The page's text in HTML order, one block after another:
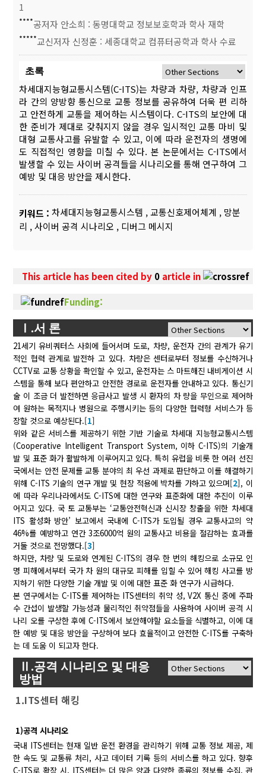
1
****공저자 안소희 : 동명대학교 정보보호학과 학사 재학
*****교신저자 신정훈 : 세종대학교 컴퓨터공학과 학사 수료
초록
차세대지능형교통시스템(C-ITS)는 차량과 차량, 차량과 인프
라 간의 양방향 통신으로 교통 정보를 공유하여 더욱 편 리하
고 안전하게 교통을 제어하는 시스템이다. C-ITS의 보안에 대
한 준비가 제대로 갖춰지지 않을 경우 일시적인 교통 마비 및
대형 교통사고를 유발할 수 있고, 이에 따라 운전자의 생명에
도 직접적인 영향을 미칠 수 있다. 본 논문에서는 C-ITS에서
발생할 수 있는 사이버 공격들을 시나리오를 통해 연구하여 그
예방 및 대응 방안을 제시한다.
키워드 :차세대지능형교통시스템 ,교통신호제어체계 , 망분
리 ,사이버 공격 시나리오 , 디버그 메시지
This article has been cited by 0 article in
Funding:
Ⅰ.서 론
21세기 유비쿼터스 사회에 들어서며 도로, 차량, 운전자 간의 관계가 유기
적인 협력 관계로 발전하 고 있다. 차량은 센터로부터 정보를 수신하거나
CCTV로 교통 상황을 확인할 수 있고, 운전자는 스 마트해진 내비게이션 시
스템을 통해 보다 편안하고 안전한 경로로 운전자를 안내하고 있다. 통신기
술 이 조금 더 발전하면 응급사고 발생 시 환자의 차 량을 무인으로 제어하
여 원하는 목적지나 병원으로 주행시키는 등의 다양한 협력형 서비스가 등
장할 것으로 예상된다.[1]
위와 같은 서비스를 제공하기 위한 기반 기술로 차세대 지능형교통시스템
(Cooperative Intelligent Transport System, 이하 C-ITS)의 기술개
발 및 표준 화가 활발하게 이루어지고 있다. 특히 유럽을 비롯 한 여러 선진
국에서는 안전 문제를 교통 분야의 최 우선 과제로 판단하고 이를 해결하기
위해 C-ITS 기술의 연구 개발 및 현장 적용에 박차를 가하고 있으며[2], 이
에 따라 우리나라에서도 C-ITS에 대한 연구와 표준화에 대한 추진이 이루
어지고 있다. 국 토 교통부는 ‘교통안전혁신과 신시장 창출을 위한 차세대
ITS 활성화 방안’ 보고에서 국내에 C-ITS가 도입될 경우 교통사고의 약
46%를 예방하고 연간 3조6000억 원의 교통사고 비용을 절감하는 효과를
거둘 것으로 전망했다.[3]
하지만, 차량 및 도로와 연계된 C-ITS의 경우 한 번의 해킹으로 소규모 인
명 피해에서부터 국가 차 원의 대규모 피해를 입힐 수 있어 해킹 사고를 방
지하기 위한 다양한 기술 개발 및 이에 대한 표준 화 연구가 시급하다.
본 연구에서는 C-ITS를 제어하는 ITS센터의 취약 성, V2X 통신 중에 주파
수 간섭이 발생할 가능성과 물리적인 취약점들을 사용하여 사이버 공격 시
나리 오를 구상한 후에 C-ITS에서 보안해야할 요소들을 식별하고, 이에 대
한 예방 및 대응 방안을 구상하여 보다 효율적이고 안전한 C-ITS를 구축하
는 데 도움 이 되고자 한다.
Ⅱ.공격 시나리오 및 대응
방법
1.ITS센터 해킹
1)공격 시나리오
국내 ITS센터는 현재 일반 운전 환경을 관리하기 위해 교통 정보 제공, 제
한 속도 및 교통류 처리, 사고 데이터 기록 등의 서비스를 하고 있다. 향후
C-ITS로 확장 시, ITS센터는 더 많은 양과 다양한 종류의 정보를 수집, 관